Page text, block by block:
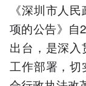
《深圳市人
项的公告》自
出台，是深
工作部署，